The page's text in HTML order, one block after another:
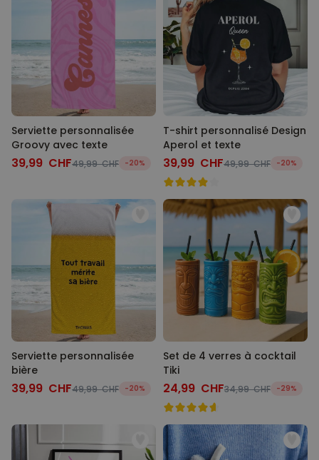
Serviette personnalisée
Groovy avec texte
39,99 CHF49,99 CHF -20%
T-shirt personnalisé Design
Aperol et texte
39,99 CHF49,99 CHF -20%
Serviette personnalisée
bière
39,99 CHF49,99 CHF -20%
Set de 4 verres à cocktail
Tiki
24,99 CHF34,99 CHF -29%